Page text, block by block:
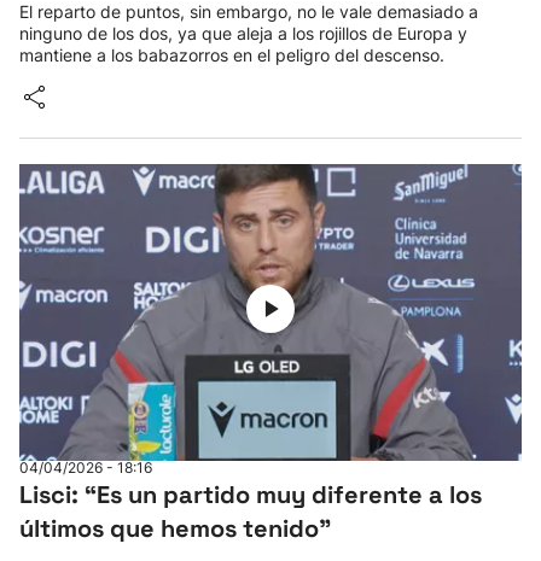
El reparto de puntos, sin embargo, no le vale demasiado a
ninguno de los dos, ya que aleja a los rojillos de Europa y
mantiene a los babazorros en el peligro del descenso.
04/04/2026 - 18:16
Lisci: “Es un partido muy diferente a los
últimos que hemos tenido"